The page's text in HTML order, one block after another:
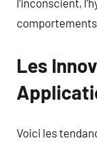
Les
Voici les